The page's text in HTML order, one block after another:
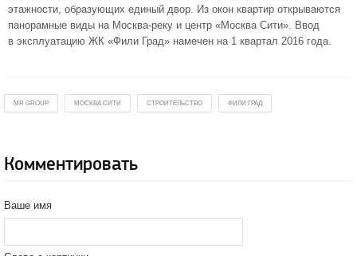
этажности, образующих единый двор. Из окон квартир открываются
панорамные виды на Москва-реку и центр «Москва Сити». Ввод
в эксплуатацию ЖК «Фили Град» намечен на 1 квартал 2016 года.
MR GROUP МОСКВА СИТИ СТРОИТЕЛЬСТВО ФИЛИ ГРАД
Комментировать
Ваше имя